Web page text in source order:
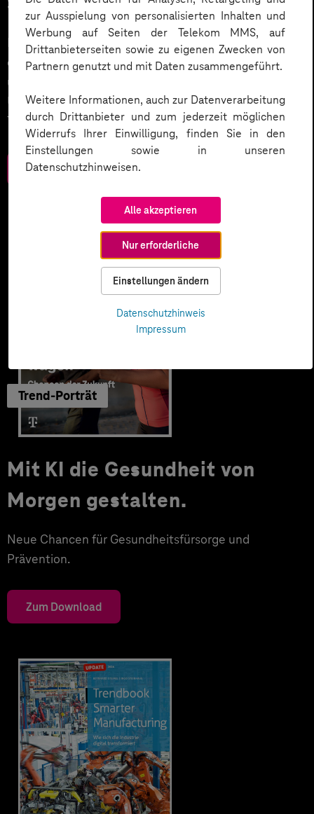
zur Ausspielung von personalisierten Inhalten und
Werbung auf Seiten der Telekom MMS, auf
Drittanbieterseiten sowie zu eigenen Zwecken von
Partnern genutzt und mit Daten zusammengeführt.
Weitere Informationen, auch zur Datenverarbeitung
durch Drittanbieter und zum jederzeit möglichen
Widerrufs Ihrer Einwilligung, finden Sie in den
Einstellungen sowie in unseren
Datenschutzhinweisen.
Alle akzeptieren
Nur erforderliche
Einstellungen ändern
Datenschutzhinweis
Impressum
KI wird der nächste große Treiber in der Digitalisierung
des Kundenservices sein. Wie wird dies umgesetzt
und welche weiteren Smart Services setzen
Unternehmen ein? Werfen Sie einen Blick in unser
Trendbook.
Zum Download
Trend-Porträt
Mit KI die Gesundheit von
Morgen gestalten.
Neue Chancen für Gesundheitsfürsorge und
Prävention.
Zum Download